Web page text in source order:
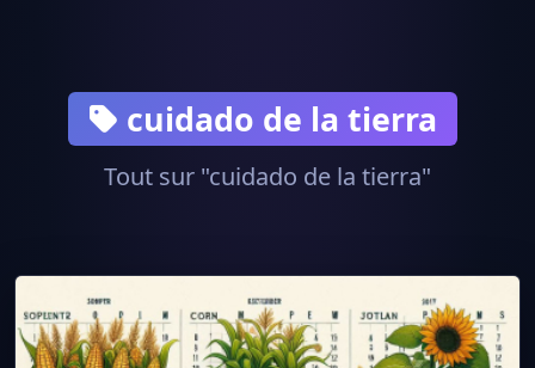
cuidado de la tierra
Tout sur "cuidado de la tierra"